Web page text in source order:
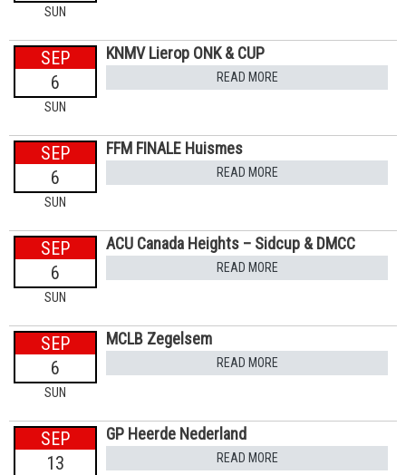
SUN
SEP
6
SUN
KNMV Lierop ONK & CUP
READ MORE
SEP
6
SUN
FFM FINALE Huismes
READ MORE
SEP
6
SUN
ACU Canada Heights – Sidcup & DMCC
READ MORE
SEP
6
SUN
MCLB Zegelsem
READ MORE
SEP
13
GP Heerde Nederland
READ MORE